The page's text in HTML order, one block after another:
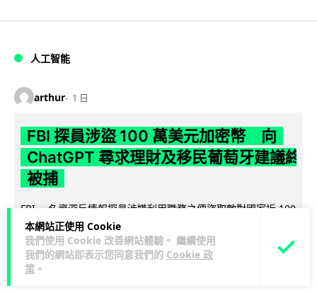
本網站正使用 Cookie
我們使用 Cookie 改善網站體驗。 繼續使用
我們的網站即表示您同意我們的 Cookie 政
策 。
人工智能
arthur 1 日
FBI 探員涉盜 100 萬美元加密幣 向
ChatGPT 尋求理財及移民葡萄牙建議終
被捕
FBI 一名資深反情報探員涉嫌利用職務之便盜取敵對國家近 100
萬美元加密貨幣，事後更向 ChatGPT 諮詢理財及移民葡萄牙方
案，最終因... 閱讀全文
23